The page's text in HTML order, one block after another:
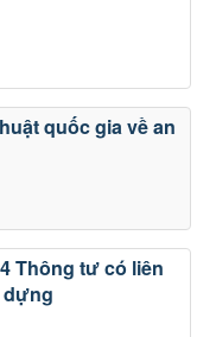
quốc gia về an
Thông tư có liên
dựng